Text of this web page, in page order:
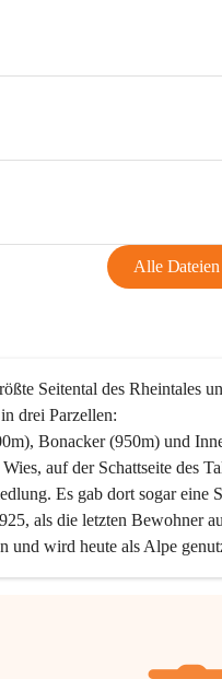
Alle Dateien
Seitental des Rheintales
drei Parzellen:
Bonacker (950m) und
auf der Schattseite des
Es gab dort sogar eine
als die letzten Bewohner
und wird heute als Alpe